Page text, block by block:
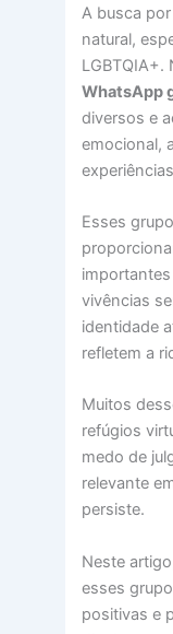
A busca
natural,
WhatsApp
diversos e
emocional,
Esses
vivências
identidade
refletem a
Muitos
refúgios
medo de
relevante
persiste.
Neste
esses
positivas e